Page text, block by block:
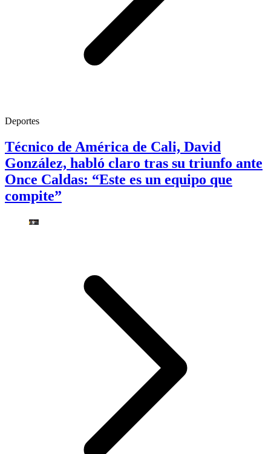
Deportes
Técnico de América de Cali, David
González, habló claro tras su triunfo ante
Once Caldas: “Este es un equipo que
compite”